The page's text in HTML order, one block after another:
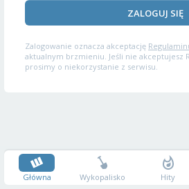
ZALOGUJ SIĘ
Zalogowanie oznacza akceptację
aktualnym brzmieniu. Jeśli nie akceptujesz
prosimy o niekorzystanie z serwisu.
Główna Wykopalisko Hity